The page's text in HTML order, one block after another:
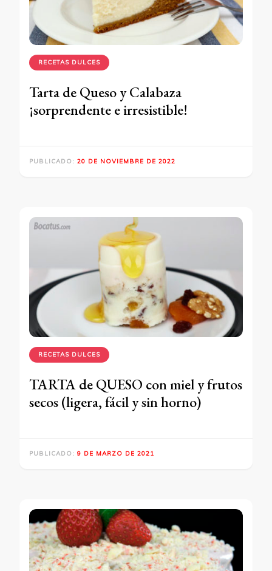
RECETAS DULCES
Tarta de Queso y Calabaza
¡sorprendente e irresistible!
PUBLICADO: 20 DE NOVIEMBRE DE 2022
RECETAS DULCES
TARTA de QUESO con miel y frutos
secos (ligera, fácil y sin horno)
PUBLICADO: 9 DE MARZO DE 2021